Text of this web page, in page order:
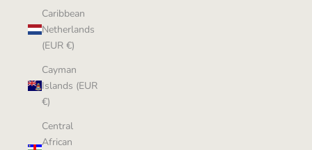
Caribbean
Netherlands
(EUR €)
Cayman
Islands (EUR
€)
Central
African